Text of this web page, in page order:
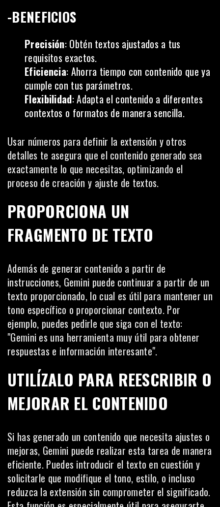
-BENEFICIOS
Precisión: Obtén textos ajustados a tus
requisitos exactos.
Eficiencia: Ahorra tiempo con contenido que ya
cumple con tus parámetros.
Flexibilidad: Adapta el contenido a diferentes
contextos o formatos de manera sencilla.
Usar números para definir la extensión y otros
detalles te asegura que el contenido generado sea
exactamente lo que necesitas, optimizando el
proceso de creación y ajuste de textos.
PROPORCIONA UN
FRAGMENTO DE TEXTO
Además de generar contenido a partir de
instrucciones, Gemini puede continuar a partir de un
texto proporcionado, lo cual es útil para mantener un
tono específico o proporcionar contexto. Por
ejemplo, puedes pedirle que siga con el texto:
"Gemini es una herramienta muy útil para obtener
respuestas e información interesante".
UTILÍZALO PARA REESCRIBIR O
MEJORAR EL CONTENIDO
Si has generado un contenido que necesita ajustes o
mejoras, Gemini puede realizar esta tarea de manera
eficiente. Puedes introducir el texto en cuestión y
solicitarle que modifique el tono, estilo, o incluso
reduzca la extensión sin comprometer el significado.